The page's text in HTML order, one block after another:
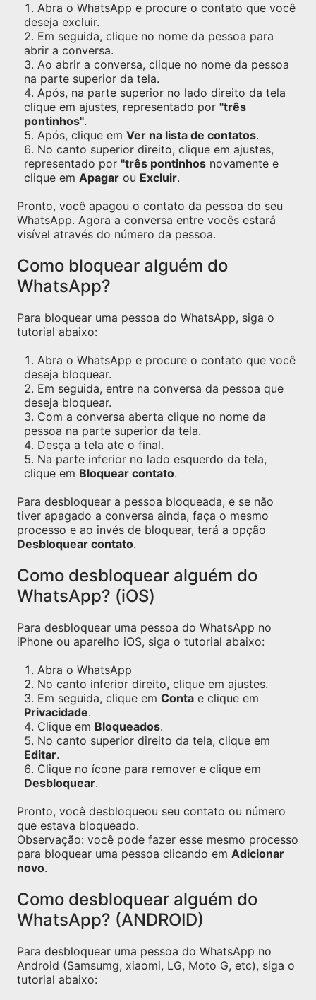
Abra o WhatsApp e procure o contato que você
deseja excluir.
Em seguida, clique no nome da pessoa para
abrir a conversa.
Ao abrir a conversa, clique no nome da pessoa
na parte superior da tela.
Após, na parte superior no lado direito da tela
clique em ajustes, representado por "três
pontinhos".
Após, clique em Ver na lista de contatos.
No canto superior direito, clique em ajustes,
representado por "três pontinhos novamente e
clique em Apagar ou Excluir.
Pronto, você apagou o contato da pessoa do seu
WhatsApp. Agora a conversa entre vocês estará
visível através do número da pessoa.
Como bloquear alguém do
WhatsApp?
Para bloquear uma pessoa do WhatsApp, siga o
tutorial abaixo:
Abra o WhatsApp e procure o contato que você
deseja bloquear.
Em seguida, entre na conversa da pessoa que
deseja bloquear.
Com a conversa aberta clique no nome da
pessoa na parte superior da tela.
Desça a tela ate o final.
Na parte inferior no lado esquerdo da tela,
clique em Bloquear contato.
Para desbloquear a pessoa bloqueada, e se não
tiver apagado a conversa ainda, faça o mesmo
processo e ao invés de bloquear, terá a opção
Desbloquear contato.
Como desbloquear alguém do
WhatsApp? (iOS)
Para desbloquear uma pessoa do WhatsApp no
iPhone ou aparelho iOS, siga o tutorial abaixo:
Abra o WhatsApp
No canto inferior direito, clique em ajustes.
Em seguida, clique em Conta e clique em
Privacidade.
Clique em Bloqueados.
No canto superior direito da tela, clique em
Editar.
Clique no ícone para remover e clique em
Desbloquear.
Pronto, você desbloqueou seu contato ou número
que estava bloqueado.
Observação: você pode fazer esse mesmo processo
para bloquear uma pessoa clicando em Adicionar
novo.
Como desbloquear alguém do
WhatsApp? (ANDROID)
Para desbloquear uma pessoa do WhatsApp no
Android (Samsumg, xiaomi, LG, Moto G, etc), siga o
tutorial abaixo: